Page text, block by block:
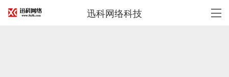
迅科网络科技